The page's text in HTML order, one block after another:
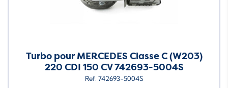
Turbo pour MERCEDES Classe C (W203)
220 CDI 150 CV 742693-5004S
Ref. 742693-5004S